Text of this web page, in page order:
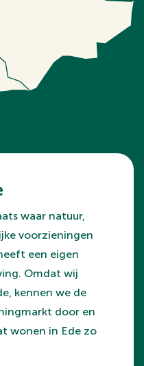
waar natuur,
voorzieningen
een eigen
Omdat wij
kennen we de
door en
wonen in Ede zo